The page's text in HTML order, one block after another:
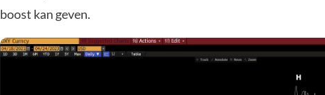
boost kan geven.